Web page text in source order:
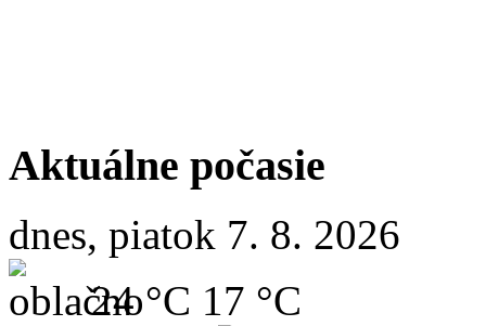
Aktuálne počasie
dnes, piatok 7. 8. 2026
24 °C 17 °C